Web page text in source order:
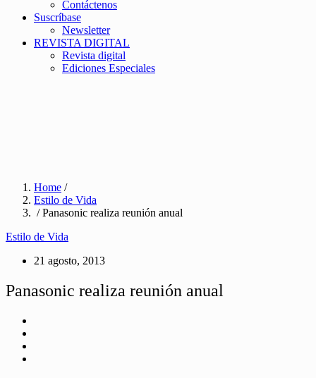
Contáctenos
Suscríbase
Newsletter
REVISTA DIGITAL
Revista digital
Ediciones Especiales
Home /
Estilo de Vida
/ Panasonic realiza reunión anual
Estilo de Vida
21 agosto, 2013
Panasonic realiza reunión anual